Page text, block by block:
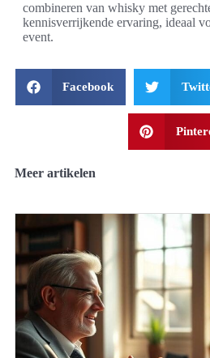
combineren van whisky met
kennisverrijkende ervaring, ideaal
event.
Facebook
Meer artikelen